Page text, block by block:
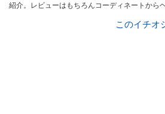
紹介。レビューはもちろんコーディネートから
このイチオ